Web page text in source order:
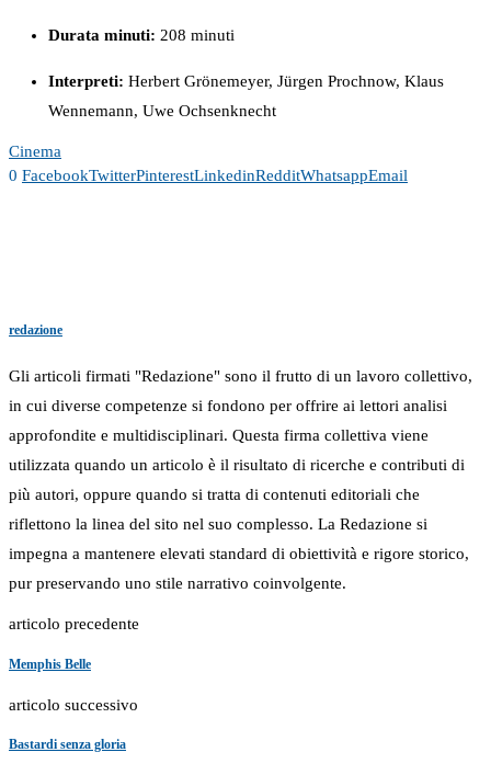
Durata minuti: 208 minuti
Interpreti: Herbert Grönemeyer, Jürgen Prochnow, Klaus
Wennemann, Uwe Ochsenknecht
Cinema
0 FacebookTwitterPinterestLinkedinRedditWhatsappEmail
redazione
Gli articoli firmati "Redazione" sono il frutto di un lavoro collettivo,
in cui diverse competenze si fondono per offrire ai lettori analisi
approfondite e multidisciplinari. Questa firma collettiva viene
utilizzata quando un articolo è il risultato di ricerche e contributi di
più autori, oppure quando si tratta di contenuti editoriali che
riflettono la linea del sito nel suo complesso. La Redazione si
impegna a mantenere elevati standard di obiettività e rigore storico,
pur preservando uno stile narrativo coinvolgente.
articolo precedente
Memphis Belle
articolo successivo
Bastardi senza gloria